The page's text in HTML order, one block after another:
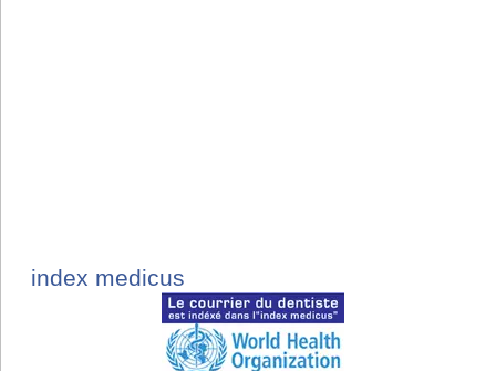
index medicus